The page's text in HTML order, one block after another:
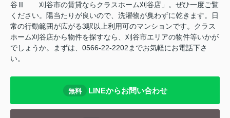
谷Ⅲ 刈谷市の賃貸ならクラスホーム刈谷店」。ぜひ一度ご覧
ください。陽当たりが良いので、洗濯物が臭わずに乾きます。日
常の行動範囲が広がる3駅以上利用可のマンションです。クラス
ホーム刈谷店から物件を探すなら、刈谷市エリアの物件等いかが
でしょうか。まずは、0566-22-2202までお気軽にお電話下さ
い。
無料 LINEからお問い合わせ